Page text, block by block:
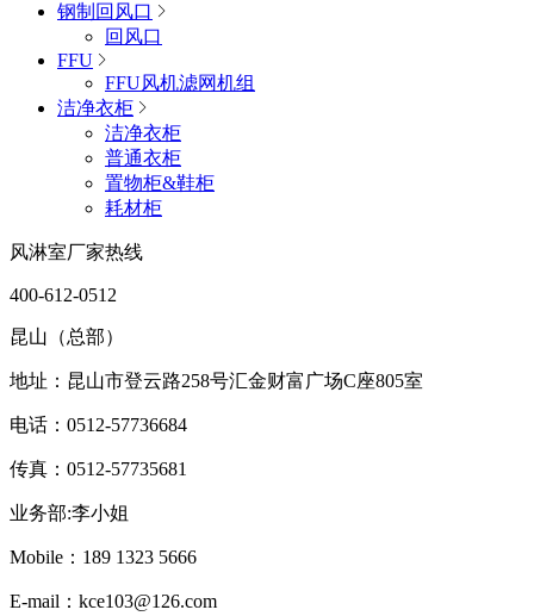
钢制回风口
回风口
FFU
FFU风机滤网机组
洁净衣柜
洁净衣柜
普通衣柜
置物柜&鞋柜
耗材柜
风淋室厂家热线
400-612-0512
昆山（总部）
地址：昆山市登云路258号汇金财富广场C座805室
电话：0512-57736684
传真：0512-57735681
业务部:李小姐
Mobile：189 1323 5666
E-mail：kce103@126.com